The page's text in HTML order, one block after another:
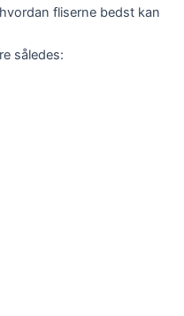
fliserne bedst kan
således: